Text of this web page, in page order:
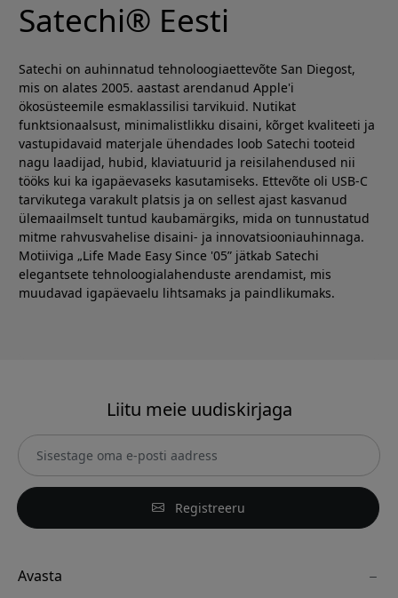
Satechi® Eesti
Satechi on auhinnatud tehnoloogiaettevõte San Diegost,
mis on alates 2005. aastast arendanud Apple'i
ökosüsteemile esmaklassilisi tarvikuid. Nutikat
funktsionaalsust, minimalistlikku disaini, kõrget kvaliteeti ja
vastupidavaid materjale ühendades loob Satechi tooteid
nagu laadijad, hubid, klaviatuurid ja reisilahendused nii
tööks kui ka igapäevaseks kasutamiseks. Ettevõte oli USB-C
tarvikutega varakult platsis ja on sellest ajast kasvanud
ülemaailmselt tuntud kaubamärgiks, mida on tunnustatud
mitme rahvusvahelise disaini- ja innovatsiooniauhinnaga.
Motiiviga „Life Made Easy Since '05” jätkab Satechi
elegantsete tehnoloogialahenduste arendamist, mis
muudavad igapäevaelu lihtsamaks ja paindlikumaks.
Liitu meie uudiskirjaga
Registreeru
Avasta